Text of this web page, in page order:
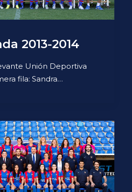
2013-2014
Unión Deportiva
fila: Sandra…